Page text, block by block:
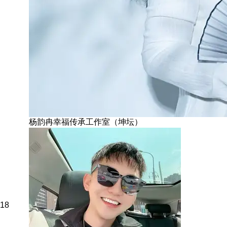
杨韵冉幸福传承工作室（坤坛）
18